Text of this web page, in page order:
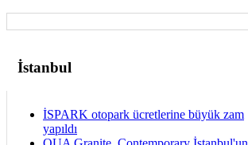
İstanbul
İSPARK otopark ücretlerine büyük zam
yapıldı